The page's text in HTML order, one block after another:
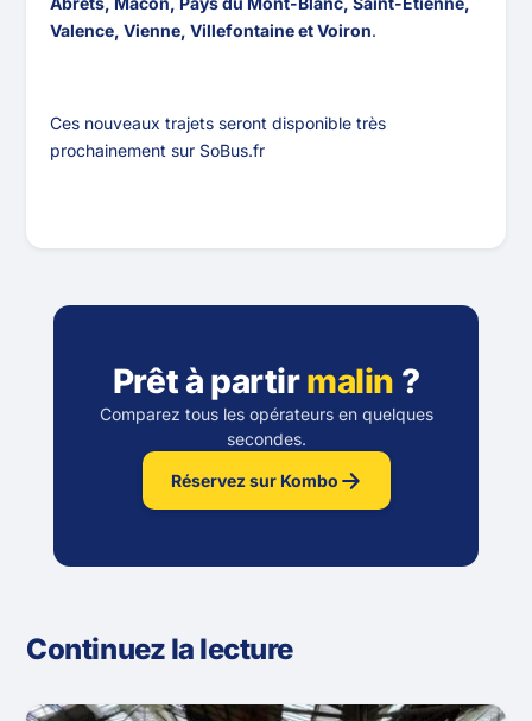
Valence, Vienne, Villefontaine et Voiron.
Ces nouveaux trajets seront disponible très
prochainement sur SoBus.fr
Prêt à partirmalin ?
Comparez tous les opérateurs en quelques
secondes.
Réservez sur Kombo
Continuez la lecture